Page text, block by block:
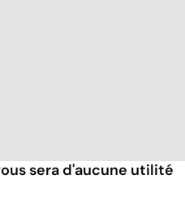
sera d'aucune utilité